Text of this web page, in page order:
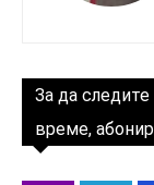
За да
време,